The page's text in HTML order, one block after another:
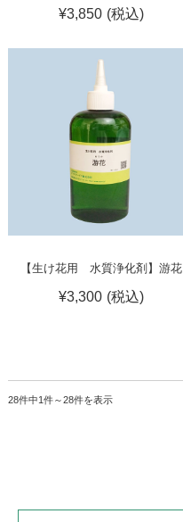
¥3,850 (税込)
【生け花用 水質浄化剤】游花
¥3,300 (税込)
28件中1件～28件を表示